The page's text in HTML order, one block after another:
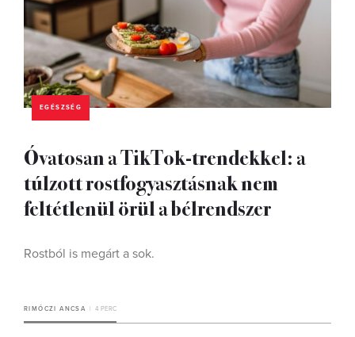
EGÉSZSÉG
Óvatosan a TikTok-trendekkel: a
túlzott rostfogyasztásnak nem
feltétlenül örül a bélrendszer
Rostból is megárt a sok.
RIMÓCZI ANCSA 4 PERC